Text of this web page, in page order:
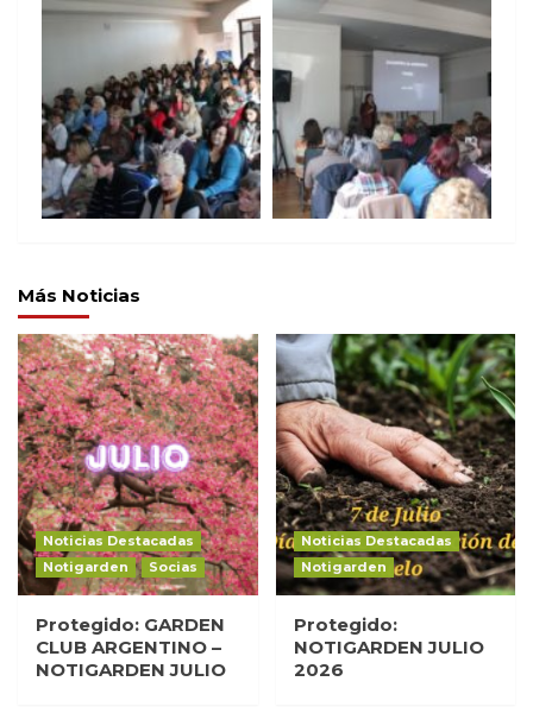
Más Noticias
Noticias Destacadas
Notigarden
Socias
Protegido: GARDEN
CLUB ARGENTINO –
NOTIGARDEN JULIO
Noticias Destacadas
Notigarden
Protegido:
NOTIGARDEN JULIO
2026